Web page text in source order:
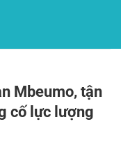
Mbeumo, tận
cố lực lượng